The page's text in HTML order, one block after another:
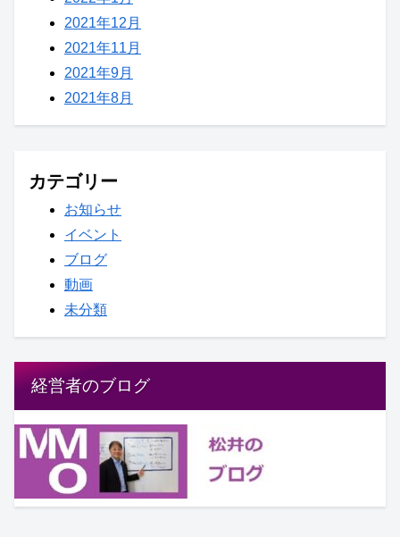
2021年12月
2021年11月
2021年9月
2021年8月
カテゴリー
お知らせ
イベント
ブログ
動画
未分類
経営者のブログ